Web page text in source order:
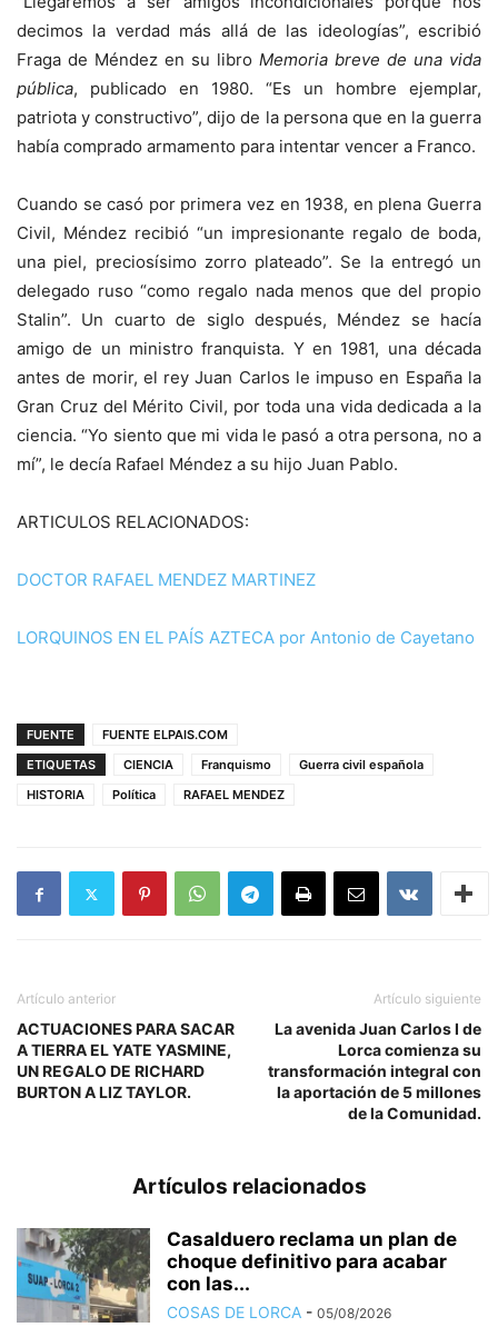
decimos la verdad más allá de las ideologías”, escribió
Fraga de Méndez en su libro Memoria breve de una vida
pública, publicado en 1980. “Es un hombre ejemplar,
patriota y constructivo”, dijo de la persona que en la guerra
había comprado armamento para intentar vencer a Franco.
Cuando se casó por primera vez en 1938, en plena Guerra
Civil, Méndez recibió “un impresionante regalo de boda,
una piel, preciosísimo zorro plateado”. Se la entregó un
delegado ruso “como regalo nada menos que del propio
Stalin”. Un cuarto de siglo después, Méndez se hacía
amigo de un ministro franquista. Y en 1981, una década
antes de morir, el rey Juan Carlos le impuso en España la
Gran Cruz del Mérito Civil, por toda una vida dedicada a la
ciencia. “Yo siento que mi vida le pasó a otra persona, no a
mí”, le decía Rafael Méndez a su hijo Juan Pablo.
ARTICULOS RELACIONADOS:
DOCTOR RAFAEL MENDEZ MARTINEZ
LORQUINOS EN EL PAÍS AZTECA por Antonio de Cayetano
FUENTE
FUENTE ELPAIS.COM
ETIQUETAS
CIENCIA Franquismo
Guerra civil española
HISTORIA
Política RAFAEL MENDEZ
Artículo anterior
ACTUACIONES PARA SACAR
A TIERRA EL YATE YASMINE,
UN REGALO DE RICHARD
BURTON A LIZ TAYLOR.
Artículo siguiente
La avenida Juan Carlos I de
Lorca comienza su
transformación integral con
la aportación de 5 millones
de la Comunidad.
Artículos relacionados
Casalduero reclama un plan de
choque definitivo para acabar
con las...
COSAS DE LORCA - 05/08/2026